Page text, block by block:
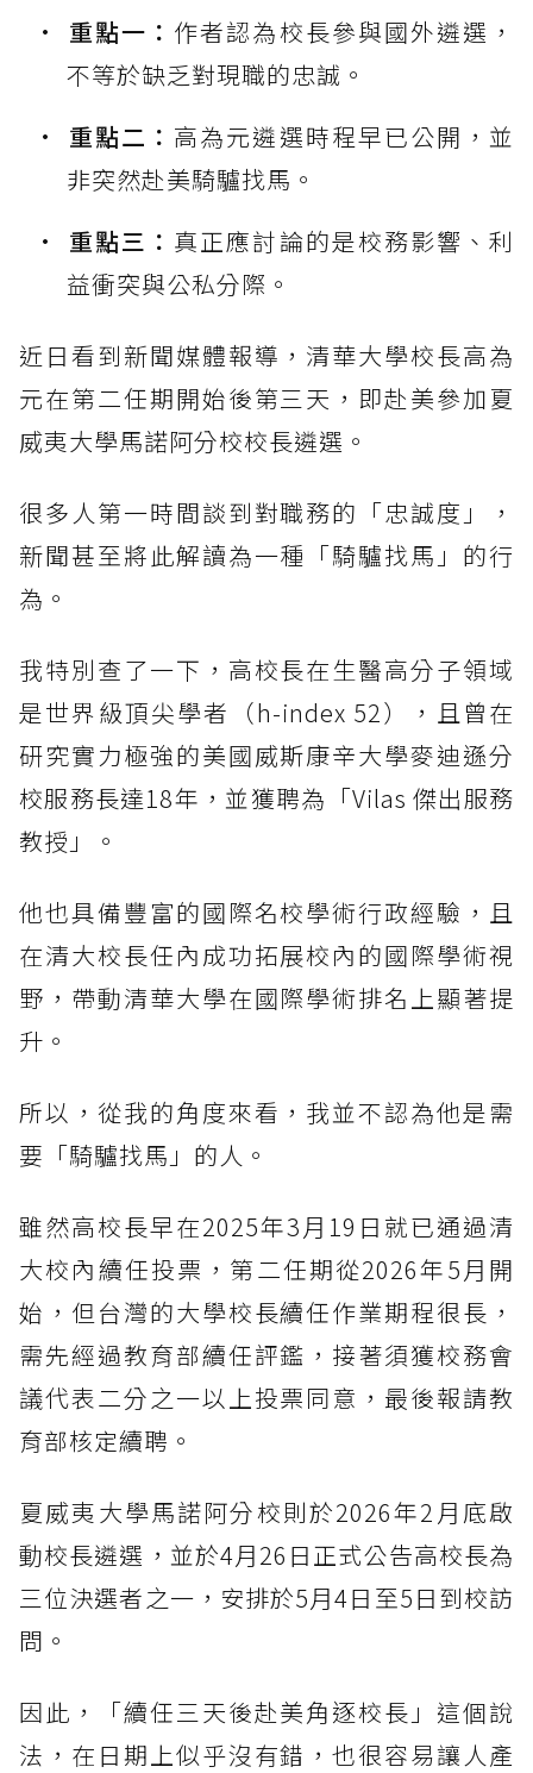
重點一： 作者認為校長參與國外遴選，
不等於缺乏對現職的忠誠。
重點二： 高為元遴選時程早已公開，並
非突然赴美騎驢找馬。
重點三： 真正應討論的是校務影響、利
益衝突與公私分際。
近日看到新聞媒體報導，清華大學校長高為
元在第二任期開始後第三天，即赴美參加夏
威夷大學馬諾阿分校校長遴選。
很多人第一時間談到對職務的「忠誠度」，
新聞甚至將此解讀為一種「騎驢找馬」的行
為。
我特別查了一下，高校長在生醫高分子領域
是世界級頂尖學者（h-index 52），且曾在
研究實力極強的美國威斯康辛大學麥迪遜分
校服務長達18年，並獲聘為「Vilas 傑出服務
教授」。
他也具備豐富的國際名校學術行政經驗，且
在清大校長任內成功拓展校內的國際學術視
野，帶動清華大學在國際學術排名上顯著提
升。
所以，從我的角度來看，我並不認為他是需
要「騎驢找馬」的人。
雖然高校長早在2025年3月19日就已通過清
大校內續任投票，第二任期從2026年5月開
始，但台灣的大學校長續任作業期程很長，
需先經過教育部續任評鑑，接著須獲校務會
議代表二分之一以上投票同意，最後報請教
育部核定續聘。
夏威夷大學馬諾阿分校則於2026年2月底啟
動校長遴選，並於4月26日正式公告高校長為
三位決選者之一，安排於5月4日至5日到校訪
問。
因此，「續任三天後赴美角逐校長」這個說
法，在日期上似乎沒有錯，也很容易讓人產